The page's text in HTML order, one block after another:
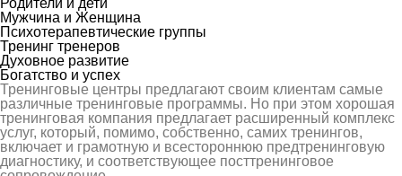
Родители и дети
Мужчина и Женщина
Психотерапевтические группы
Тренинг тренеров
Духовное развитие
Богатство и успех
Тренинговые центры предлагают своим клиентам самые
различные тренинговые программы. Но при этом хорошая
тренинговая компания предлагает расширенный комплекс
услуг, который, помимо, собственно, самих тренингов,
включает и грамотную и всестороннюю предтренинговую
диагностику, и соответствующее посттренинговое